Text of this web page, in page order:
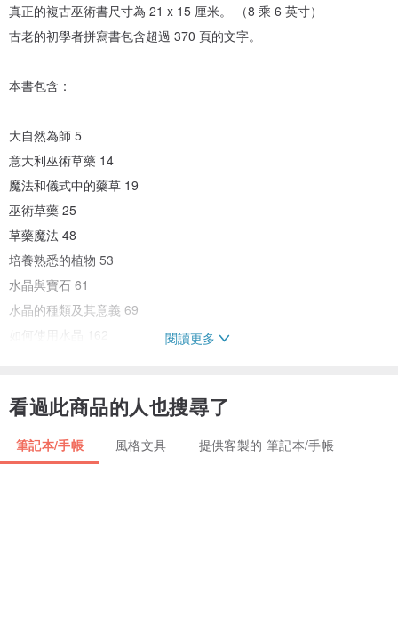
真正的複古巫術書尺寸為 21 x 15 厘米。 （8 乘 6 英寸）
古老的初學者拼寫書包含超過 370 頁的文字。
本書包含：
大自然為師 5
意大利巫術草藥 14
魔法和儀式中的藥草 19
巫術草藥 25
草藥魔法 48
培養熟悉的植物 53
水晶與寶石 61
水晶的種類及其意義 69
如何使用水晶 162
蠟燭魔法212
元素大鍋 119
關於工具和陷阱 224
閱讀更多
看過此商品的人也搜尋了
筆記本/手帳 風格文具 提供客製的 筆記本/手帳